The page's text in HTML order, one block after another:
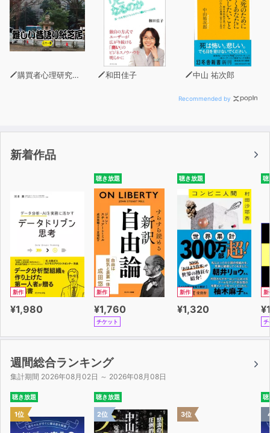
購買者心理研究所 株式会社モデンナ 顧問 青木幹和 和田佳子 中山 祐次郎
Recommended by
新着作品
新作
¥1,980
聴き放題
新作
¥1,760
チケット
聴き放題
新作
¥1,320
聴
新
チ
週間総合ランキング
集計期間 2026年08月02日 ～ 2026年08月08日
聴き放題
1位
聴き放題
2位 3位
聴